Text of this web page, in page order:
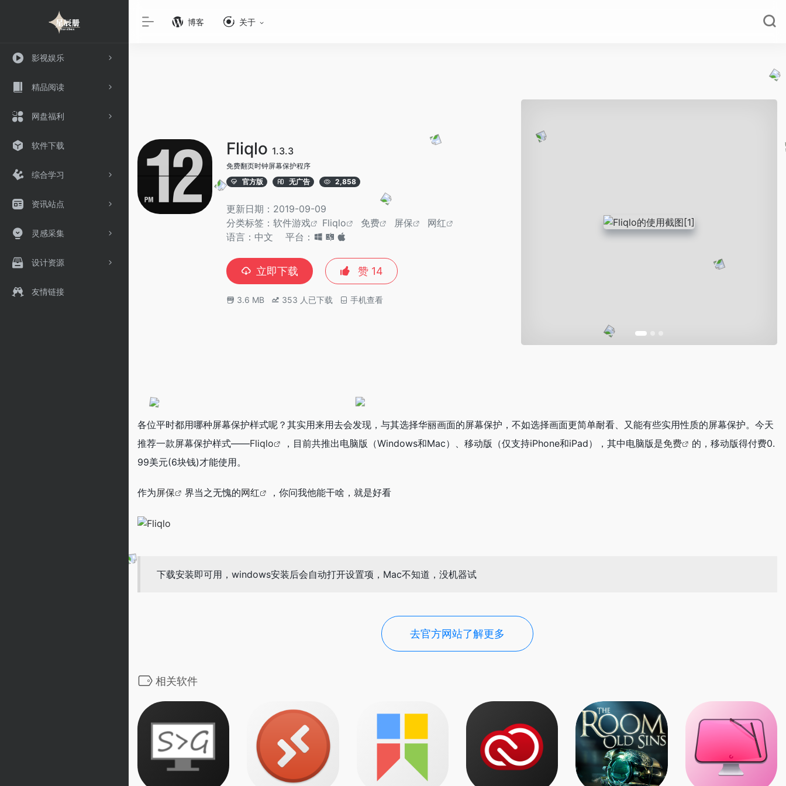
影视娱乐
精品阅读
网盘福利
软件下载
综合学习
资讯站点
灵感采集
设计资源
友情链接
博客 关于
Fliqlo 1.3.3
免费翻页时钟屏幕保护程序
官方版
无广告 2,858
更新日期：2019-09-09
分类标签： 软件游戏 Fliqlo 免费 屏保
网红
语言：中文
平台：
立即下载 赞 14
3.6 MB 353 人已下载 手机查看
各位平时都用哪种屏幕保护样式呢？其实用来用去会发现，与其选择华丽画面的屏幕保护，不如选择画面更简单耐看、又能有些实用性质的屏幕保护。今天
推荐一款屏幕保护样式——Fliqlo ，目前共推出电脑版（Windows和Mac）、移动版（仅支持iPhone和iPad），其中电脑版是免费
的，移动版得付费0.
99美元(6块钱)才能使用。
作为屏保 界当之无愧的网红 ，你问我他能干啥，就是好看
下载安装即可用，windows安装后会自动打开设置项，Mac不知道，没机器试
去官方网站了解更多
相关软件